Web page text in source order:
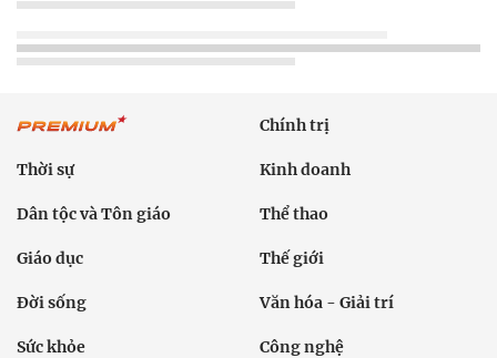
Chính trị
Thời sự Kinh doanh
Dân tộc và Tôn giáo Thể thao
Giáo dục Thế giới
Đời sống Văn hóa - Giải trí
Sức khỏe Công nghệ